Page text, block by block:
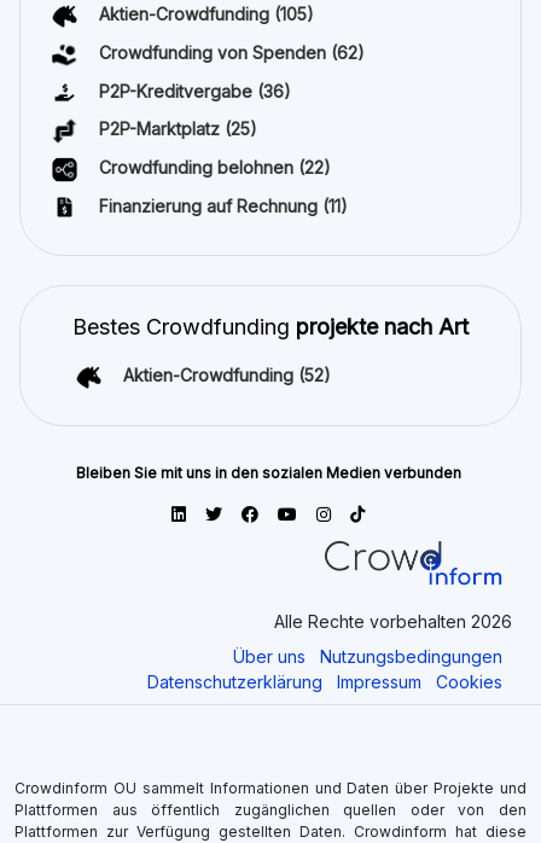
Aktien-Crowdfunding (105)
Crowdfunding von Spenden (62)
P2P-Kreditvergabe (36)
P2P-Marktplatz (25)
Crowdfunding belohnen (22)
Finanzierung auf Rechnung (11)
Bestes Crowdfunding projekte nach Art
Aktien-Crowdfunding (52)
Bleiben Sie mit uns in den sozialen Medien verbunden
Alle Rechte vorbehalten 2026
Über uns
Nutzungsbedingungen
Datenschutzerklärung
Impressum Cookies
Crowdinform OU sammelt Informationen und Daten über Projekte und
Plattformen aus öffentlich zugänglichen quellen oder von den
Plattformen zur Verfügung gestellten Daten. Crowdinform hat diese